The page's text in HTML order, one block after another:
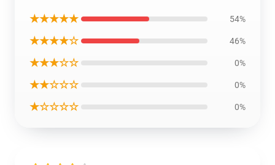
★★★★★ 54%
★★★★☆ 46%
★★★☆☆ 0%
★★☆☆☆ 0%
★☆☆☆☆ 0%